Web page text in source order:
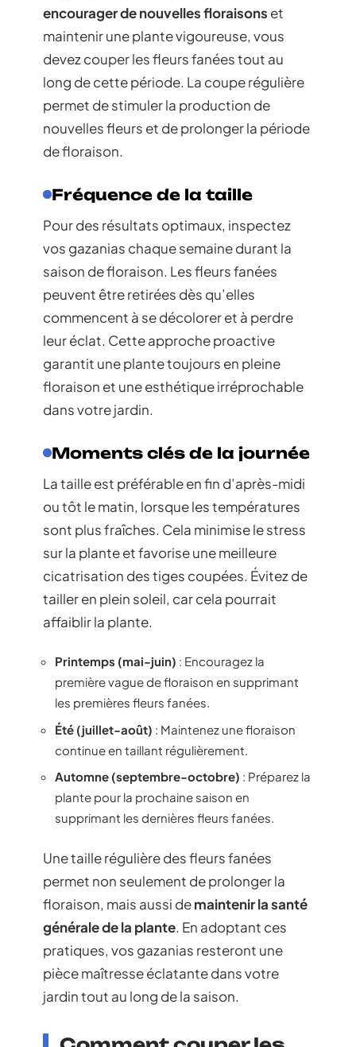
encourager de nouvelles floraisons et
maintenir une plante vigoureuse, vous
devez couper les fleurs fanées tout au
long de cette période. La coupe régulière
permet de stimuler la production de
nouvelles fleurs et de prolonger la période
de floraison.
Fréquence de la taille
Pour des résultats optimaux, inspectez
vos gazanias chaque semaine durant la
saison de floraison. Les fleurs fanées
peuvent être retirées dès qu’elles
commencent à se décolorer et à perdre
leur éclat. Cette approche proactive
garantit une plante toujours en pleine
floraison et une esthétique irréprochable
dans votre jardin.
Moments clés de la journée
La taille est préférable en fin d’après-midi
ou tôt le matin, lorsque les températures
sont plus fraîches. Cela minimise le stress
sur la plante et favorise une meilleure
cicatrisation des tiges coupées. Évitez de
tailler en plein soleil, car cela pourrait
affaiblir la plante.
Printemps (mai-juin) : Encouragez la
première vague de floraison en supprimant
les premières fleurs fanées.
Été (juillet-août) : Maintenez une floraison
continue en taillant régulièrement.
Automne (septembre-octobre) : Préparez la
plante pour la prochaine saison en
supprimant les dernières fleurs fanées.
Une taille régulière des fleurs fanées
permet non seulement de prolonger la
floraison, mais aussi demaintenir la santé
générale de la plante. En adoptant ces
pratiques, vos gazanias resteront une
pièce maîtresse éclatante dans votre
jardin tout au long de la saison.